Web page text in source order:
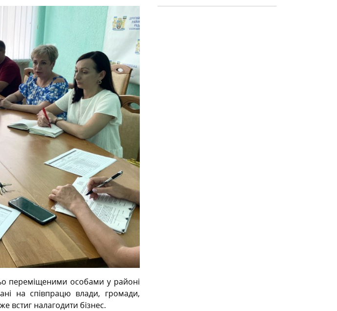
переміщеними особами у районі
на співпрацю влади, громади,
встиг налагодити бізнес.